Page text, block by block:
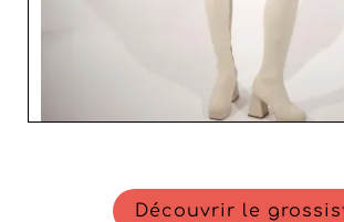
Découvrir le